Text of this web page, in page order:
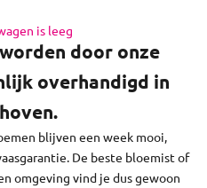
is leeg
en feestdagen bezorgen we
door onze
overhandigd in
blijven een week mooi,
De beste bloemist of
omgeving vind je dus gewoon